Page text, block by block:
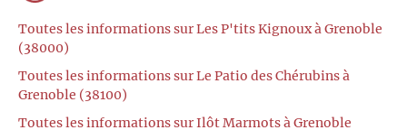
Toutes les informations sur Les P'tits Kignoux à Grenoble
(38000)
Toutes les informations sur Le Patio des Chérubins à
Grenoble (38100)
Toutes les informations sur Ilôt Marmots à Grenoble